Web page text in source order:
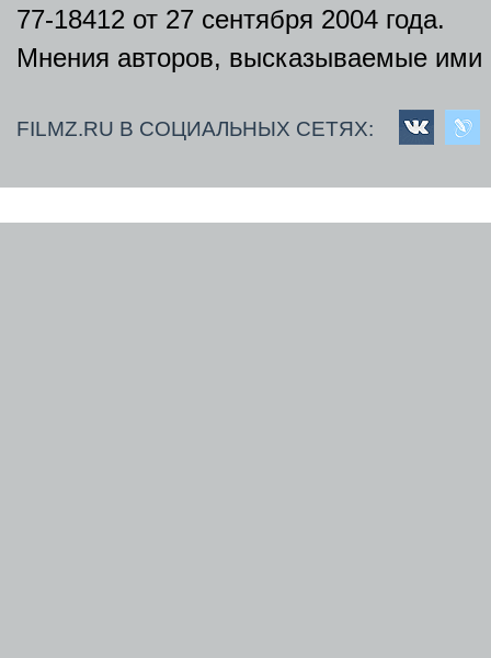
77-18412 от 27 сентября 2004 года.
Мнения авторов, высказываемые ими
FILMZ.RU В СОЦИАЛЬНЫХ СЕТЯХ: